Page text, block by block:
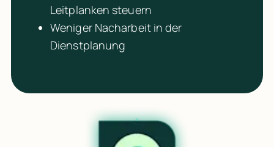
Leitplanken steuern
Weniger Nacharbeit in der
Dienstplanung